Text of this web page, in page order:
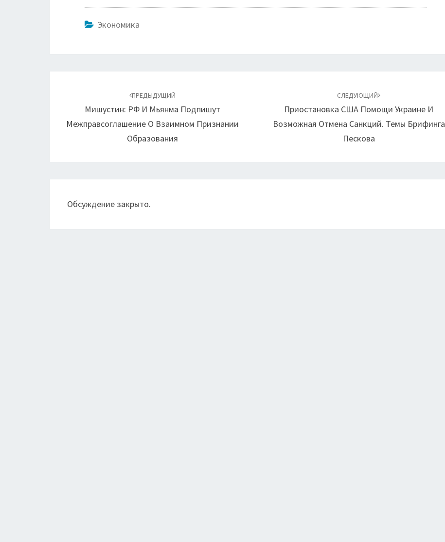
Экономика
записям
ПРЕДЫДУЩИЙ
Мишустин: РФ И Мьянма Подпишут
Межправсоглашение О Взаимном Признании
Образования
СЛЕДУЮЩИЙ
Приостановка США Помощи Украине И
Возможная Отмена Санкций. Темы Брифинга
Пескова
Обсуждение закрыто.